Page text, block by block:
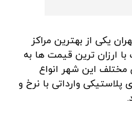
یکی از بهترین مراکز
ارزان ترین قیمت ها به
مختلف این شهر انواع
پلاستیکی وارداتی با نرخ و